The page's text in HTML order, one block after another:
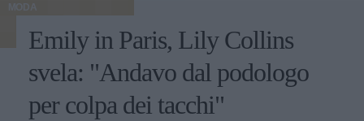
MODA
Emily in Paris, Lily Collins
svela: "Andavo dal podologo
per colpa dei tacchi"